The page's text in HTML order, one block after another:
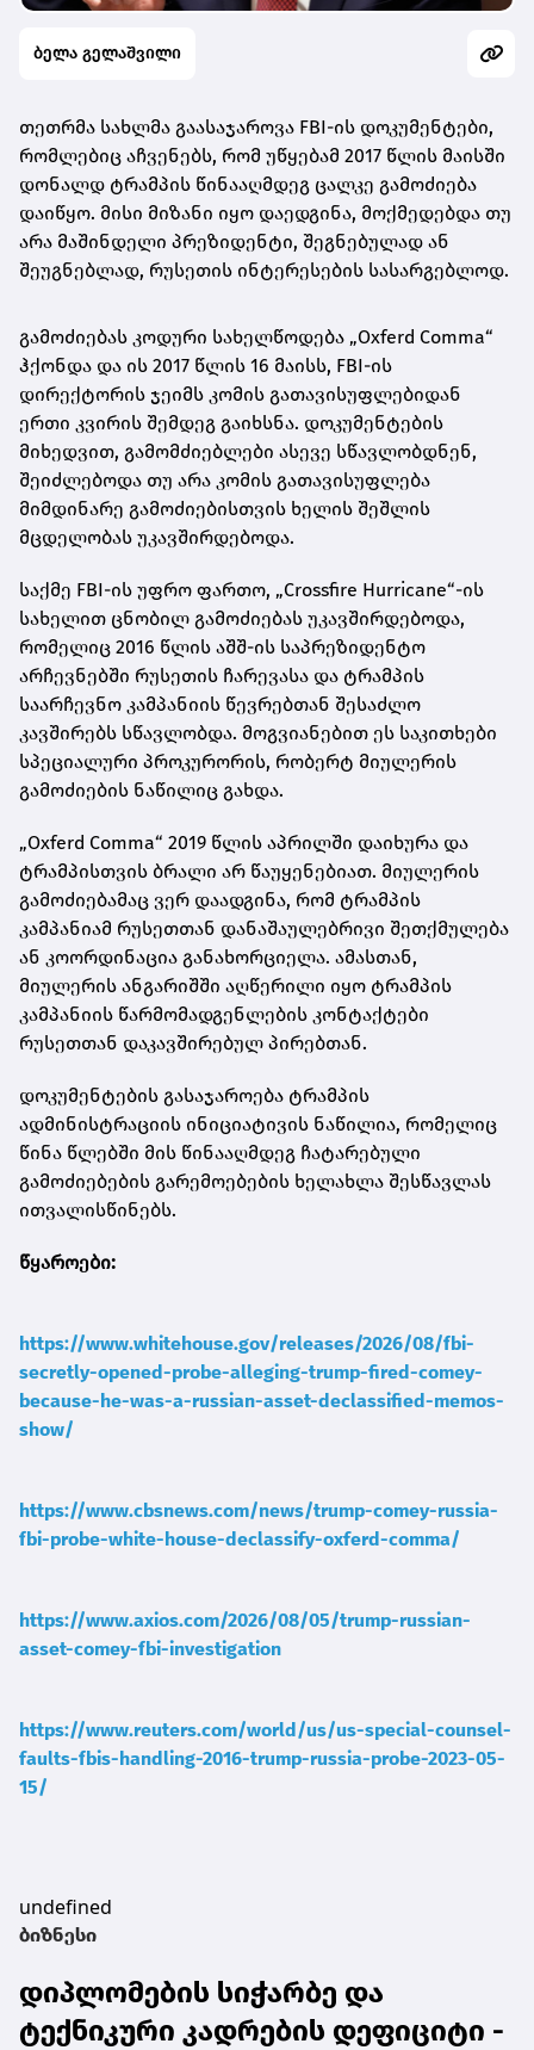
ბელა გელაშვილი
თეთრმა სახლმა გაასაჯაროვა FBI-ის დოკუმენტები,
რომლებიც აჩვენებს, რომ უწყებამ 2017 წლის მაისში
დონალდ ტრამპის წინააღმდეგ ცალკე გამოძიება
დაიწყო. მისი მიზანი იყო დაედგინა, მოქმედებდა თუ
არა მაშინდელი პრეზიდენტი, შეგნებულად ან
შეუგნებლად, რუსეთის ინტერესების სასარგებლოდ.
გამოძიებას კოდური სახელწოდება „Oxferd Comma“
ჰქონდა და ის 2017 წლის 16 მაისს, FBI-ის
დირექტორის ჯეიმს კომის გათავისუფლებიდან
ერთი კვირის შემდეგ გაიხსნა. დოკუმენტების
მიხედვით, გამომძიებლები ასევე სწავლობდნენ,
შეიძლებოდა თუ არა კომის გათავისუფლება
მიმდინარე გამოძიებისთვის ხელის შეშლის
მცდელობას უკავშირდებოდა.
საქმე FBI-ის უფრო ფართო, „Crossfire Hurricane“-ის
სახელით ცნობილ გამოძიებას უკავშირდებოდა,
რომელიც 2016 წლის აშშ-ის საპრეზიდენტო
არჩევნებში რუსეთის ჩარევასა და ტრამპის
საარჩევნო კამპანიის წევრებთან შესაძლო
კავშირებს სწავლობდა. მოგვიანებით ეს საკითხები
სპეციალური პროკურორის, რობერტ მიულერის
გამოძიების ნაწილიც გახდა.
„Oxferd Comma“ 2019 წლის აპრილში დაიხურა და
ტრამპისთვის ბრალი არ წაუყენებიათ. მიულერის
გამოძიებამაც ვერ დაადგინა, რომ ტრამპის
კამპანიამ რუსეთთან დანაშაულებრივი შეთქმულება
ან კოორდინაცია განახორციელა. ამასთან,
მიულერის ანგარიშში აღწერილი იყო ტრამპის
კამპანიის წარმომადგენლების კონტაქტები
რუსეთთან დაკავშირებულ პირებთან.
დოკუმენტების გასაჯაროება ტრამპის
ადმინისტრაციის ინიციატივის ნაწილია, რომელიც
წინა წლებში მის წინააღმდეგ ჩატარებული
გამოძიებების გარემოებების ხელახლა შესწავლას
ითვალისწინებს.
წყაროები:
https://www.whitehouse.gov/releases/2026/08/fbi-
secretly-opened-probe-alleging-trump-fired-comey-
because-he-was-a-russian-asset-declassified-memos-
show/
https://www.cbsnews.com/news/trump-comey-russia-
fbi-probe-white-house-declassify-oxferd-comma/
https://www.axios.com/2026/08/05/trump-russian-
asset-comey-fbi-investigation
https://www.reuters.com/world/us/us-special-counsel-
faults-fbis-handling-2016-trump-russia-probe-2023-05-
15/
undefined
ბიზნესი
დიპლომების სიჭარბე და
ტექნიკური კადრების დეფიციტი -